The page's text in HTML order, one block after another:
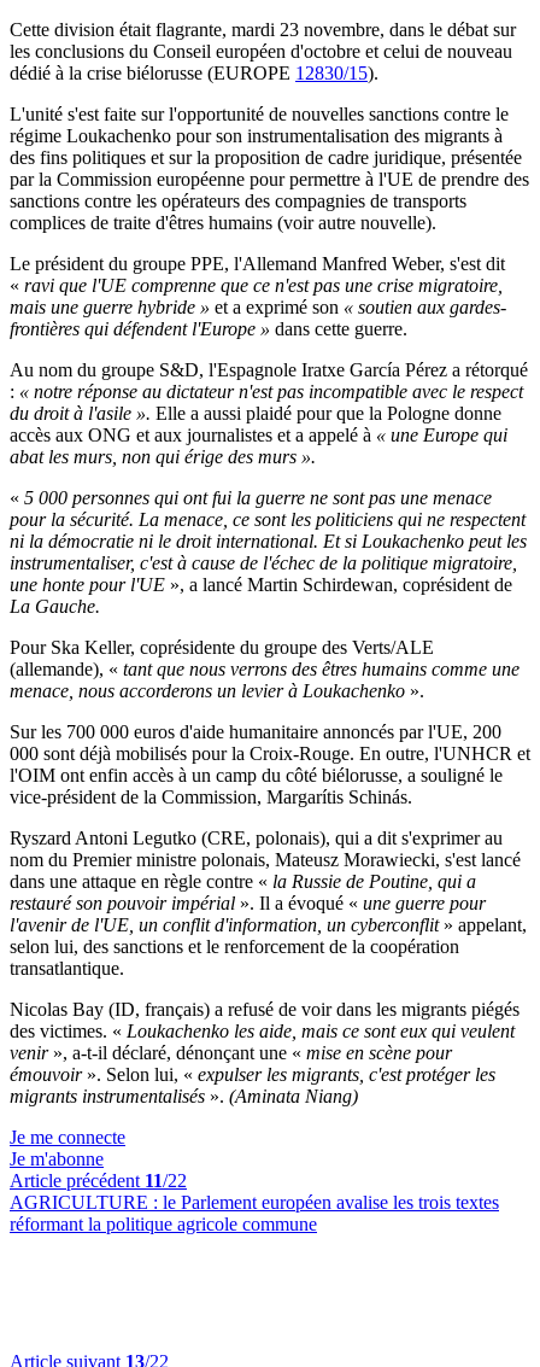
Cette division était flagrante, mardi 23 novembre, dans le débat sur
les conclusions du Conseil européen d'octobre et celui de nouveau
dédié à la crise biélorusse (EUROPE 12830/15).
L'unité s'est faite sur l'opportunité de nouvelles sanctions contre le
régime Loukachenko pour son instrumentalisation des migrants à
des fins politiques et sur la proposition de cadre juridique, présentée
par la Commission européenne pour permettre à l'UE de prendre des
sanctions contre les opérateurs des compagnies de transports
complices de traite d'êtres humains (voir autre nouvelle).
Le président du groupe PPE, l'Allemand Manfred Weber, s'est dit
« ravi que l'UE comprenne que ce n'est pas une crise migratoire,
mais une guerre hybride » et a exprimé son « soutien aux gardes-
frontières qui défendent l'Europe » dans cette guerre.
Au nom du groupe S&D, l'Espagnole Iratxe García Pérez a rétorqué
: « notre réponse au dictateur n'est pas incompatible avec le respect
du droit à l'asile ». Elle a aussi plaidé pour que la Pologne donne
accès aux ONG et aux journalistes et a appelé à « une Europe qui
abat les murs, non qui érige des murs ».
« 5 000 personnes qui ont fui la guerre ne sont pas une menace
pour la sécurité. La menace, ce sont les politiciens qui ne respectent
ni la démocratie ni le droit international. Et si Loukachenko peut les
instrumentaliser, c'est à cause de l'échec de la politique migratoire,
une honte pour l'UE », a lancé Martin Schirdewan, coprésident de
La Gauche.
Pour Ska Keller, coprésidente du groupe des Verts/ALE
(allemande), « tant que nous verrons des êtres humains comme une
menace, nous accorderons un levier à Loukachenko ».
Sur les 700 000 euros d'aide humanitaire annoncés par l'UE, 200
000 sont déjà mobilisés pour la Croix-Rouge. En outre, l'UNHCR et
l'OIM ont enfin accès à un camp du côté biélorusse, a souligné le
vice-président de la Commission, Margarítis Schinás.
Ryszard Antoni Legutko (CRE, polonais), qui a dit s'exprimer au
nom du Premier ministre polonais, Mateusz Morawiecki, s'est lancé
dans une attaque en règle contre « la Russie de Poutine, qui a
restauré son pouvoir impérial ». Il a évoqué « une guerre pour
l'avenir de l'UE, un conflit d'information, un cyberconflit » appelant,
selon lui, des sanctions et le renforcement de la coopération
transatlantique.
Nicolas Bay (ID, français) a refusé de voir dans les migrants piégés
des victimes. « Loukachenko les aide, mais ce sont eux qui veulent
venir », a-t-il déclaré, dénonçant une « mise en scène pour
émouvoir ». Selon lui, « expulser les migrants, c'est protéger les
migrants instrumentalisés ». (Aminata Niang)
Je me connecte
Je m'abonne
Article précédent 11/22
AGRICULTURE : le Parlement européen avalise les trois textes
réformant la politique agricole commune
Article suivant 13/22